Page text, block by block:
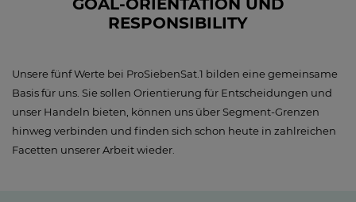
GOAL-ORIENTATION UND
RESPONSIBILITY
Unsere fünf Werte bei ProSiebenSat.1 bilden eine gemeinsame
Basis für uns. Sie sollen Orientierung für Entscheidungen und
unser Handeln bieten, können uns über Segment-Grenzen
hinweg verbinden und finden sich schon heute in zahlreichen
Facetten unserer Arbeit wieder.